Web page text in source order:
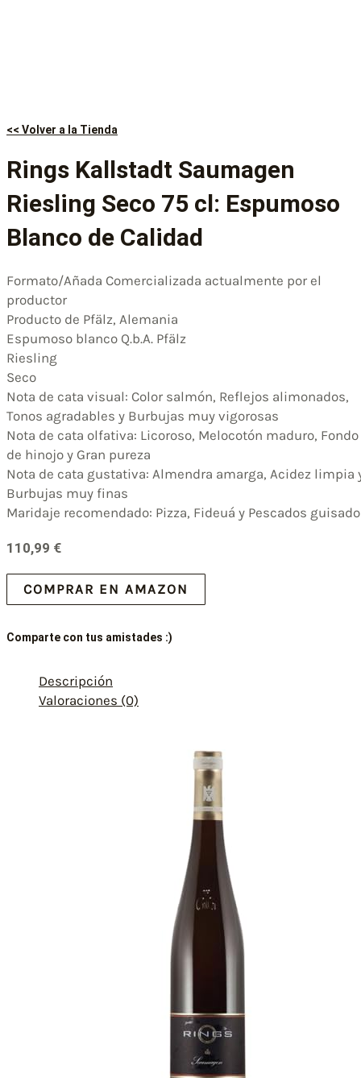
<< Volver a la Tienda
Rings Kallstadt Saumagen
Riesling Seco 75 cl: Espumoso
Blanco de Calidad
Formato/Añada Comercializada actualmente por el
productor
Producto de Pfälz, Alemania
Espumoso blanco Q.b.A. Pfälz
Riesling
Seco
Nota de cata visual: Color salmón, Reflejos alimonados,
Tonos agradables y Burbujas muy vigorosas
Nota de cata olfativa: Licoroso, Melocotón maduro, Fondo
de hinojo y Gran pureza
Nota de cata gustativa: Almendra amarga, Acidez limpia
Burbujas muy finas
Maridaje recomendado: Pizza, Fideuá y Pescados
110,99 €
COMPRAR EN AMAZON
Comparte con tus amistades :)
Descripción
Valoraciones (0)